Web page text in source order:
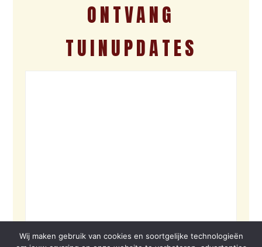
ONTVANG
TUINUPDATES
Wij maken gebruik van cookies en soortgelijke technologieën